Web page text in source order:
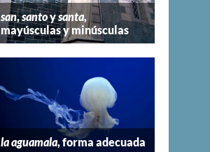
san,santoysanta,
mayúsculas y minúsculas
la aguamala, forma adecuada